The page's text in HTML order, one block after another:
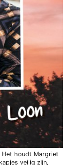
Het houdt Margriet
veilig zijn,